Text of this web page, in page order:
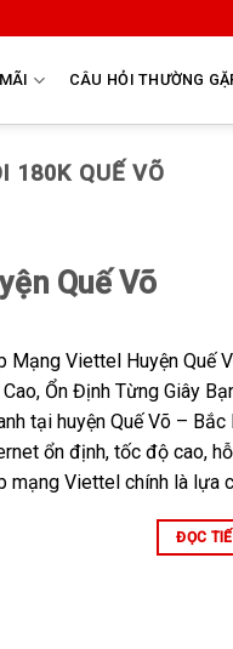
CÂU HỎI THƯỜNG
180K QUẾ VÕ
Quế Võ
Mạng Viettel Huyện Quế
Ổn Định Từng Giây
tại huyện Quế Võ –
ổn định, tốc độ cao,
mạng Viettel chính là lựa
ĐỌC